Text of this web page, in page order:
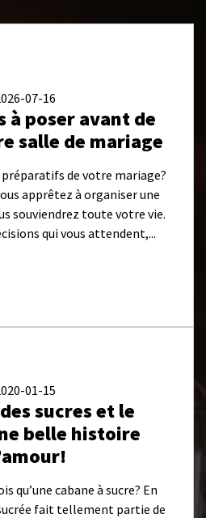
07-16
à poser avant de
salle de mariage
de votre mariage?
apprêtez à organiser une
souviendrez toute votre vie.
qui vous attendent,...
01-15
sucres et le
belle histoire
qu’une cabane à sucre? En
fait tellement partie de